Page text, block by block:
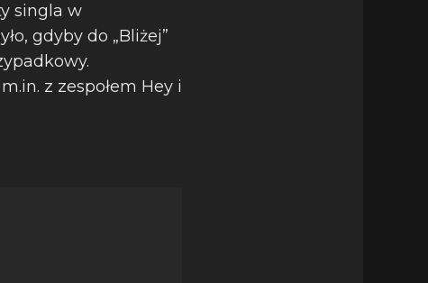
singla w
gdyby do „Bliżej”
z zespołem Hey i